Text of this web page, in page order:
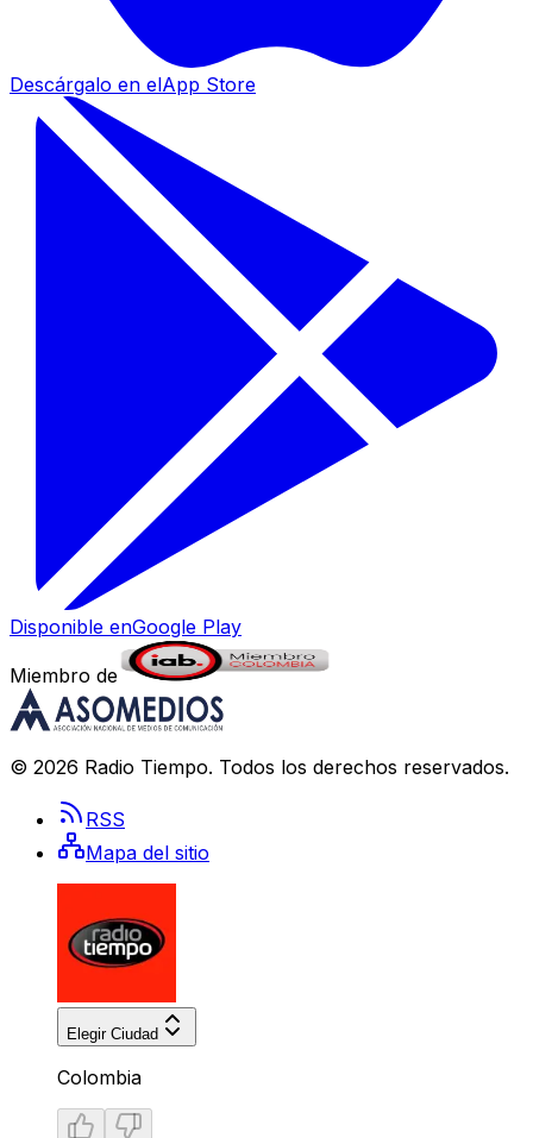
Descárgalo en elApp Store
Disponible enGoogle Play
Miembro de
© 2026 Radio Tiempo. Todos los derechos reservados.
RSS
Mapa del sitio
Elegir Ciudad
Colombia